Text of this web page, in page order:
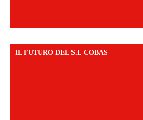
IL FUTURO DEL S.I. COBAS